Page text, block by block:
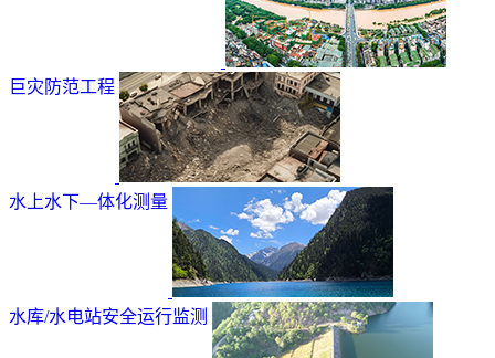
巨灾防范工程
水上水下—体化测量
水库/水电站安全运行监测